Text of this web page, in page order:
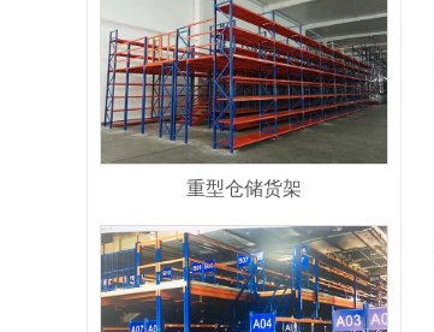
重型仓储货架